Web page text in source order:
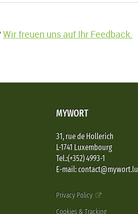
Wir freuen uns auf Ihr Feedback.
MYWORT
31, rue de Hollerich
L-1741 Luxembourg
Tel.:(+352) 4993-1
E-mail: contact@mywort.lu
Privacy Policy
Cookies & Tracking